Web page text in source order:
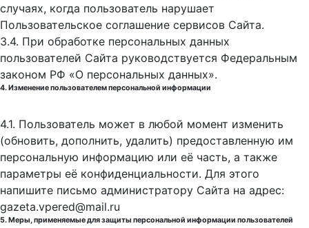
случаях, когда пользователь нарушает
Пользовательское соглашение сервисов Сайта.
3.4. При обработке персональных данных
пользователей Сайта руководствуется Федеральным
законом РФ «О персональных данных».
4. Изменение пользователем персональной информации
4.1. Пользователь может в любой момент изменить
(обновить, дополнить, удалить) предоставленную им
персональную информацию или её часть, а также
параметры её конфиденциальности. Для этого
напишите письмо администратору Сайта на адрес:
gazeta.vpered@mail.ru
5. Меры, применяемые для защиты персональной информации пользователей